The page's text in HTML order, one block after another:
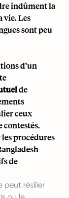
indûment la
vie. Les
sont peu
d’un
de
ceux
contestés.
procédures
de
peut résilier